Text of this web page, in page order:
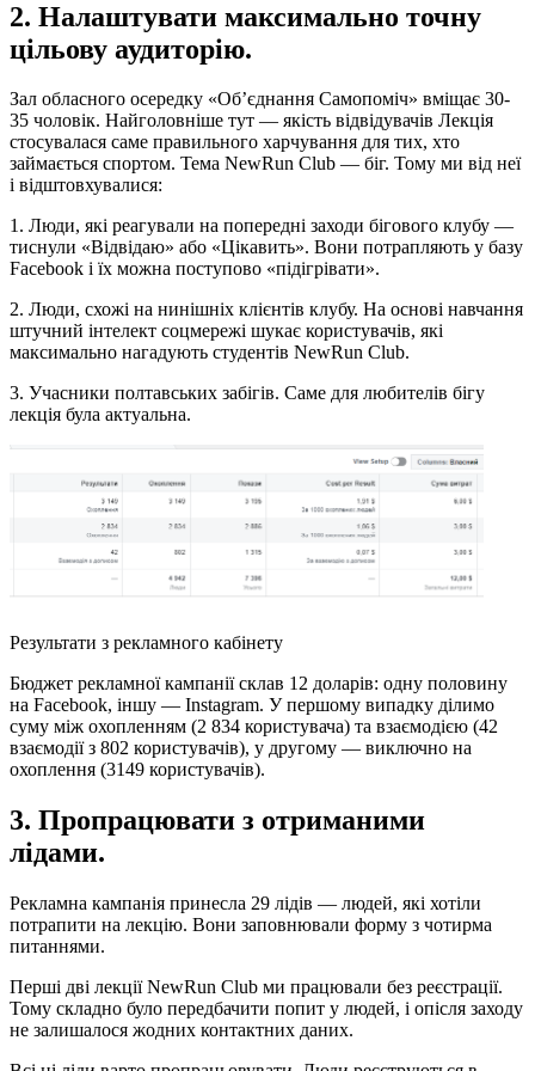
2. Налаштувати максимально точну
цільову аудиторію.
Зал обласного осередку «Об’єднання Самопоміч» вміщає 30-
35 чоловік. Найголовніше тут — якість відвідувачів Лекція
стосувалася саме правильного харчування для тих, хто
займається спортом. Тема NewRun Club — біг. Тому ми від неї
і відштовхувалися:
1. Люди, які реагували на попередні заходи бігового клубу —
тиснули «Відвідаю» або «Цікавить». Вони потрапляють у базу
Facebook і їх можна поступово «підігрівати».
2. Люди, схожі на нинішніх клієнтів клубу. На основі навчання
штучний інтелект соцмережі шукає користувачів, які
максимально нагадують студентів NewRun Club.
3. Учасники полтавських забігів. Саме для любителів бігу
лекція була актуальна.
Результати з рекламного кабінету
Бюджет рекламної кампанії склав 12 доларів: одну половину
на Facebook, іншу — Instagram. У першому випадку ділимо
суму між охопленням (2 834 користувача) та взаємодією (42
взаємодії з 802 користувачів), у другому — виключно на
охоплення (3149 користувачів).
3. Пропрацювати з отриманими
лідами.
Рекламна кампанія принесла 29 лідів — людей, які хотіли
потрапити на лекцію. Вони заповнювали форму з чотирма
питаннями.
Перші дві лекції NewRun Club ми працювали без реєстрації.
Тому складно було передбачити попит у людей, і опісля заходу
не залишалося жодних контактних даних.